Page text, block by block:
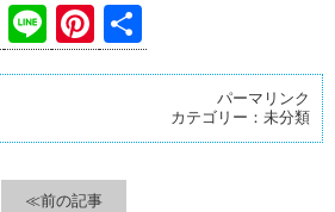
P
o
et
Li
n
Pi
nt
es
t
有
パーマリンク
カテゴリー： 未分類
≪前の記事